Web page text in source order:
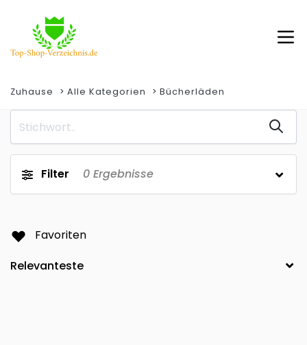
Zuhause Alle Kategorien Bücherläden
Filter 0 Ergebnisse
Favoriten